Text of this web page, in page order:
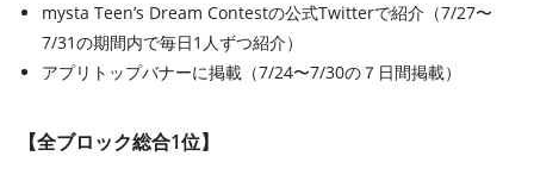
mysta Teen’s Dream Contestの公式Twitterで紹介（7/27〜
7/31の期間内で毎日1人ずつ紹介）
アプリトップバナーに掲載（7/24〜7/30の７日間掲載）
【全ブロック総合1位】